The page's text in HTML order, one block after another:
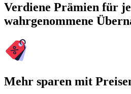
Verdiene Prämien für
wahrgenommene
Mehr sparen mit